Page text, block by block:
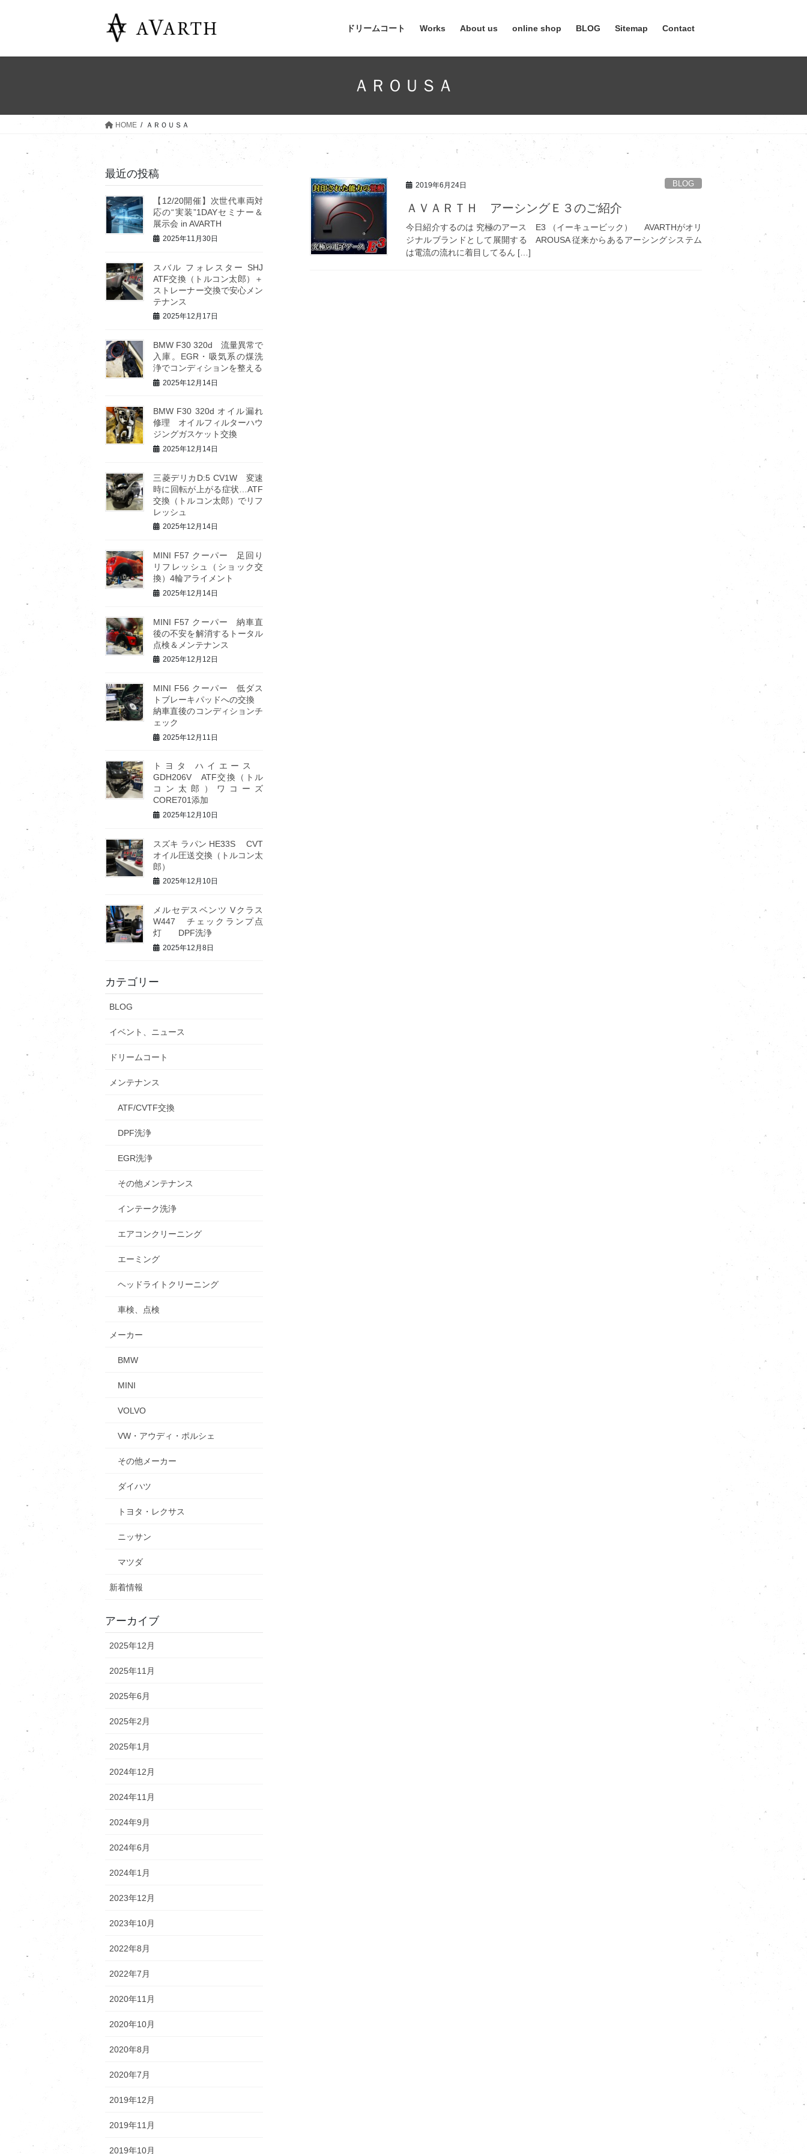
ドリームコート Works About us online shop BLOG Sitemap Contact
ＡＲＯＵＳＡ
HOME ＡＲＯＵＳＡ
2019年6月24日 BLOG
ＡＶＡＲＴＨ アーシングＥ３のご紹介
今日紹介するのは 究極のアース E3 （イーキュービック） AVARTHがオリ
ジナルブランドとして展開する AROUSA 従来からあるアーシングシステム
は電流の流れに着目してるん […]
最近の投稿
【12/20開催】次世代車両対
応の“実装”1DAYセミナー＆
展示会 in AVARTH
2025年11月30日
スバル フォレスター SHJ
ATF交換（トルコン太郎）＋
ストレーナー交換で安心メン
テナンス
2025年12月17日
BMW F30 320d 流量異常で
入庫。EGR・吸気系の煤洗
浄でコンディションを整える
2025年12月14日
BMW F30 320d オイル漏れ
修理 オイルフィルターハウ
ジングガスケット交換
2025年12月14日
三菱デリカD:5 CV1W 変速
時に回転が上がる症状…ATF
交換（トルコン太郎）でリフ
レッシュ
2025年12月14日
MINI F57 クーパー 足回り
リフレッシュ（ショック交
換）4輪アライメント
2025年12月14日
MINI F57 クーパー 納車直
後の不安を解消するトータル
点検＆メンテナンス
2025年12月12日
MINI F56 クーパー 低ダス
トブレーキパッドへの交換
納車直後のコンディションチ
ェック
2025年12月11日
トヨタ ハイエース
GDH206V ATF交換（トル
コン太郎）ワコーズ
CORE701添加
2025年12月10日
スズキ ラパン HE33S CVT
オイル圧送交換（トルコン太
郎）
2025年12月10日
メルセデスベンツ Vクラス
W447 チェックランプ点
灯 DPF洗浄
2025年12月8日
カテゴリー
BLOG
イベント、ニュース
ドリームコート
メンテナンス
ATF/CVTF交換
DPF洗浄
EGR洗浄
その他メンテナンス
インテーク洗浄
エアコンクリーニング
エーミング
ヘッドライトクリーニング
車検、点検
メーカー
BMW
MINI
VOLVO
VW・アウディ・ポルシェ
その他メーカー
ダイハツ
トヨタ・レクサス
ニッサン
マツダ
新着情報
アーカイブ
2025年12月
2025年11月
2025年6月
2025年2月
2025年1月
2024年12月
2024年11月
2024年9月
2024年6月
2024年1月
2023年12月
2023年10月
2022年8月
2022年7月
2020年11月
2020年10月
2020年8月
2020年7月
2019年12月
2019年11月
2019年10月